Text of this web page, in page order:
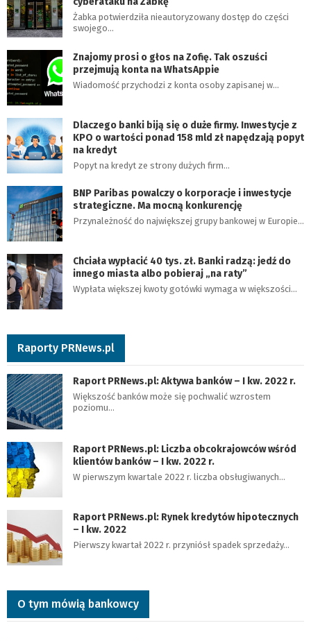
Żabka potwierdziła nieautoryzowany dostęp do części
swojego…
Znajomy prosi o głos na Zofię. Tak oszuści
przejmują konta na WhatsAppie
Wiadomość przychodzi z konta osoby zapisanej w…
Dlaczego banki biją się o duże firmy. Inwestycje z
KPO o wartości ponad 158 mld zł napędzają popyt
na kredyt
Popyt na kredyt ze strony dużych firm…
BNP Paribas powalczy o korporacje i inwestycje
strategiczne. Ma mocną konkurencję
Przynależność do największej grupy bankowej w Europie…
Chciała wypłacić 40 tys. zł. Banki radzą: jedź do
innego miasta albo pobieraj „na raty”
Wypłata większej kwoty gotówki wymaga w większości…
Raporty PRNews.pl
Raport PRNews.pl: Aktywa banków – I kw. 2022 r.
Większość banków może się pochwalić wzrostem
poziomu…
Raport PRNews.pl: Liczba obcokrajowców wśród
klientów banków – I kw. 2022 r.
W pierwszym kwartale 2022 r. liczba obsługiwanych…
Raport PRNews.pl: Rynek kredytów hipotecznych
– I kw. 2022
Pierwszy kwartał 2022 r. przyniósł spadek sprzedaży…
O tym mówią bankowcy